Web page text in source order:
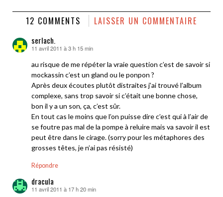
12 COMMENTS LAISSER UN COMMENTAIRE
serlach.
dit :
11 avril 2011 à 3 h 15 min
au risque de me répéter la vraie question c’est de savoir si
mockassin c’est un gland ou le ponpon ?
Après deux écoutes plutôt distraites j’ai trouvé l’album
complexe, sans trop savoir si c’était une bonne chose,
bon il y a un son, ça, c’est sûr.
En tout cas le moins que l’on puisse dire c’est qui à l’air de
se foutre pas mal de la pompe à reluire mais va savoir il est
peut être dans le cirage. (sorry pour les métaphores des
grosses têtes, je n’ai pas résisté)
Répondre
dracula
dit :
11 avril 2011 à 17 h 20 min